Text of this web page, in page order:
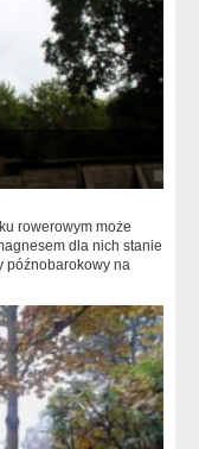
rowerowym może
dla nich stanie
późnobarokowy na